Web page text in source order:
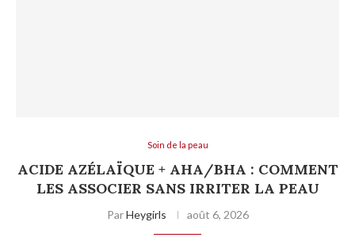
Soin de la peau
ACIDE AZÉLAÏQUE + AHA/BHA : COMMENT
LES ASSOCIER SANS IRRITER LA PEAU
ParHeygirls août 6, 2026